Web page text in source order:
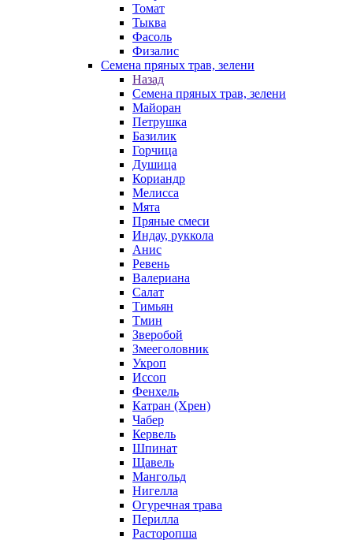
Томат
Тыква
Фасоль
Физалис
Семена пряных трав, зелени
Назад
Семена пряных трав, зелени
Майоран
Петрушка
Базилик
Горчица
Душица
Кориандр
Мелисса
Мята
Пряные смеси
Индау, руккола
Анис
Ревень
Валериана
Салат
Тимьян
Тмин
Зверобой
Змееголовник
Укроп
Иссоп
Фенхель
Катран (Хрен)
Чабер
Кервель
Шпинат
Щавель
Мангольд
Нигелла
Огуречная трава
Перилла
Расторопша